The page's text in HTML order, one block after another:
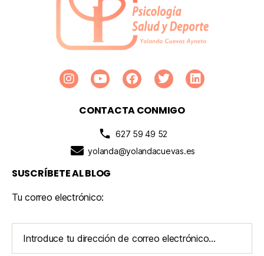
CONTACTA CONMIGO
627 59 49 52
yolanda@yolandacuevas.es
SUSCRÍBETE AL BLOG
Tu correo electrónico: